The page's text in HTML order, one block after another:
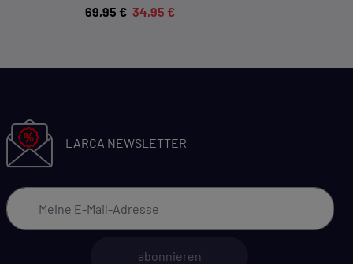
69,95 € 34,95 €
LARCA NEWSLETTER
abonnieren